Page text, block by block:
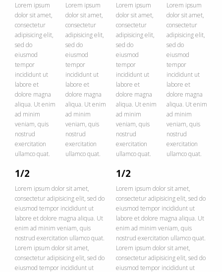
Lorem ipsum
dolor sit amet,
consectetur
adipisicing elit,
sed do
eiusmod
tempor
incididunt ut
labore et
dolore magna
aliqua. Ut enim
ad minim
veniam, quis
nostrud
exercitation
ullamco quat.
Lorem ipsum
dolor sit amet,
consectetur
adipisicing elit,
sed do
eiusmod
tempor
incididunt ut
labore et
dolore magna
aliqua. Ut enim
ad minim
veniam, quis
nostrud
exercitation
ullamco quat.
Lorem ipsum
dolor sit amet,
consectetur
adipisicing elit,
sed do
eiusmod
tempor
incididunt ut
labore et
dolore magna
aliqua. Ut enim
ad minim
veniam, quis
nostrud
exercitation
ullamco quat.
Lorem ipsum
dolor sit amet,
consectetur
adipisicing elit,
sed do
eiusmod
tempor
incididunt ut
labore et
dolore magna
aliqua. Ut enim
ad minim
veniam, quis
nostrud
exercitation
ullamco quat.
1/2
Lorem ipsum dolor sit amet,
consectetur adipisicing elit, sed do
eiusmod tempor incididunt ut
labore et dolore magna aliqua. Ut
enim ad minim veniam, quis
nostrud exercitation ullamco quat.
Lorem ipsum dolor sit amet,
consectetur adipisicing elit, sed do
eiusmod tempor incididunt ut
1/2
Lorem ipsum dolor sit amet,
consectetur adipisicing elit, sed do
eiusmod tempor incididunt ut
labore et dolore magna aliqua. Ut
enim ad minim veniam, quis
nostrud exercitation ullamco quat.
Lorem ipsum dolor sit amet,
consectetur adipisicing elit, sed do
eiusmod tempor incididunt ut